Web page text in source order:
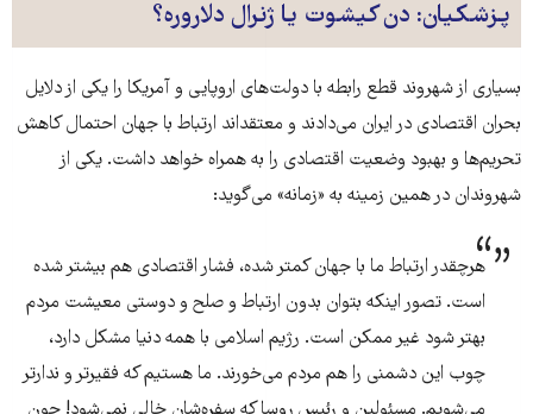
پزشکیان:‌ دن کیشوت یا ژنرال دلاروره؟
بسیاری از شهروند قطع رابطه با دولت‌های اروپایی و آمریکا را یکی از دلایل
بحران اقتصادی در ایران می‌دادند و معتقداند ارتباط با جهان احتمال کاهش
تحریم‌ها و بهبود وضعیت اقتصادی را به همراه خواهد داشت. یکی از
شهروندان در همین زمینه به «زمانه» می‌گوید:
هرچقدر ارتباط ما با جهان کمتر شده، فشار اقتصادی هم بیشتر شده
است. تصور اینکه بتوان بدون ارتباط و صلح و دوستی معیشت مردم
بهتر شود غیر ممکن است. رژیم اسلامی با همه دنیا مشکل دارد،
چوب این دشمنی را هم مردم می‌خورند. ما هستیم که فقیرتر و ندارتر